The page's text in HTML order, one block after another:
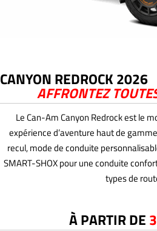
CANYON REDROCK 2026
AFFRONTEZ
Le Can-Am Canyon Redrock est le
expérience d’aventure haut de
recul, mode de conduite
SMART-SHOX pour une conduite
types de
À PARTIR DE